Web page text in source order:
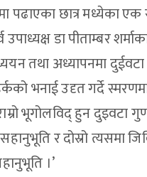
पढाएका छात्र मध्येका एक
डा पीताम्बर
तथा अध्यापनमा
भनाई उदृत गर्दे
भूगोलविद् हुन दुइवटा
र दोस्रो त्यसमा
।’